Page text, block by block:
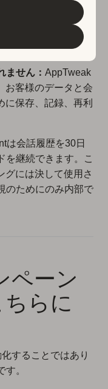
button.
タはアプリ、お客
ることはなく — 完
ます。
ません： AppTweak
お客様のデータと会
に保存、記録、再利
は会話履歴を30日
を継続できます。こ
グには決して使用さ
のためにのみ内部で
ペーン
らに
することではあり
。